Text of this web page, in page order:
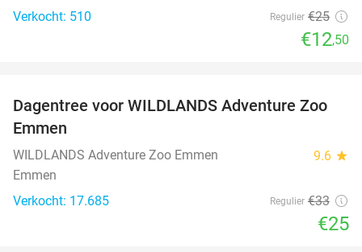
Verkocht: 510
Regulier €25
€12,50
24%
Dagentree voor WILDLANDS Adventure Zoo
Emmen
WILDLANDS Adventure Zoo Emmen 9.6 star
Emmen
Verkocht: 17.685
Regulier €33
€25